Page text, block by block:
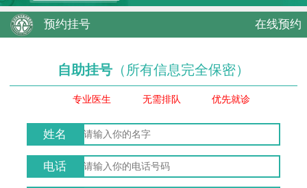
预约挂号 在线预约
自助挂号 （所有信息完全保密）
专业医生 无需排队 优先就诊
姓名
电话